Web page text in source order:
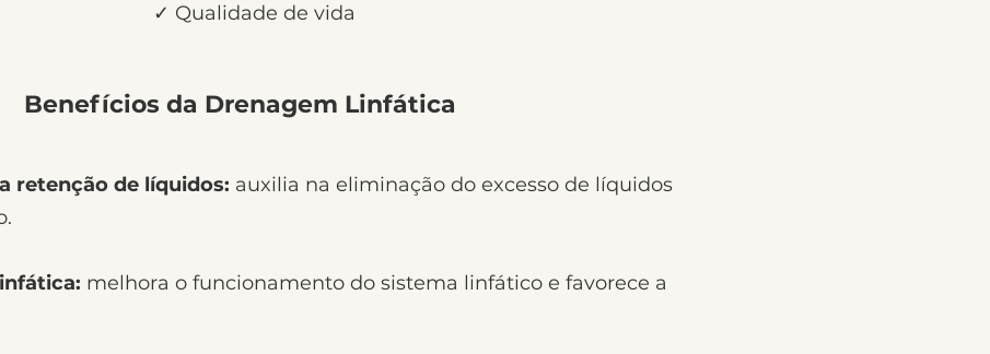
✓ Qualidade de vida
Benefícios da Drenagem Linfática
retenção de líquidos: auxilia na eliminação do excesso de líquidos
melhora o funcionamento do sistema linfático e favorece a